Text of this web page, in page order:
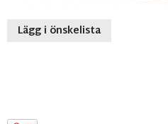
Lägg i önskelista